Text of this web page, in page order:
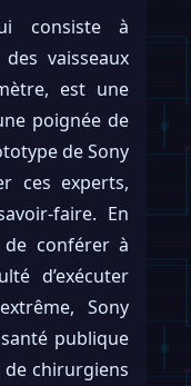
consiste à
vaisseaux
est une
poignée de
de Sony
ces experts,
faire. En
de conférer à
d’exécuter
Sony
publique
chirurgiens